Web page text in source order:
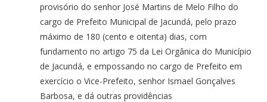
provisório do senhor José Martins de Melo Filho do
cargo de Prefeito Municipal de Jacundá, pelo prazo
máximo de 180 (cento e oitenta) dias, com
fundamento no artigo 75 da Lei Orgânica do Município
de Jacundá, e empossando no cargo de Prefeito em
exercício o Vice-Prefeito, senhor Ismael Gonçalves
Barbosa, e dá outras providências